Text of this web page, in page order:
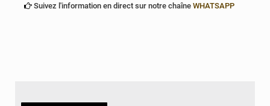
Suivez l'information en direct sur notre chaîne WHATSAPP